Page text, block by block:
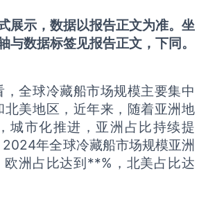
展示，数据以报告正文为准。坐
与数据标签见报告正文，下同。
，全球冷藏船市场规模主要集中
北美地区，近年来，随着亚洲地
城市化推进，亚洲占比持续提
年全球冷藏船市场规模亚洲
洲占比达到**%，北美占比达